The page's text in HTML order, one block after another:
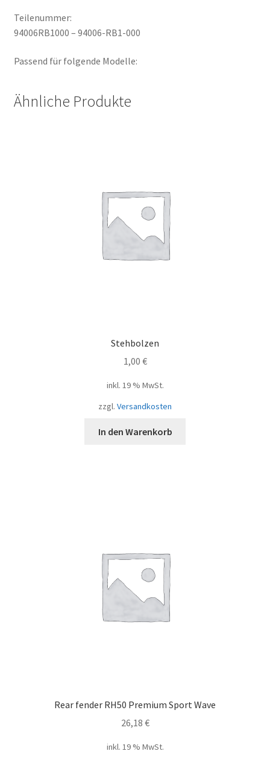
Teilenummer:
94006RB1000 – 94006-RB1-000
Passend für folgende Modelle:
Ähnliche Produkte
Stehbolzen
1,00 €
inkl. 19 % MwSt.
zzgl. Versandkosten
In den Warenkorb
Rear fender RH50 Premium Sport Wave
26,18 €
inkl. 19 % MwSt.